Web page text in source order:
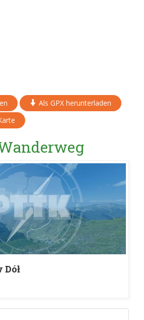
Als GPX herunterladen